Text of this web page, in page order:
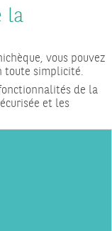
la
vous pouvez
toute simplicité.
de la
et les